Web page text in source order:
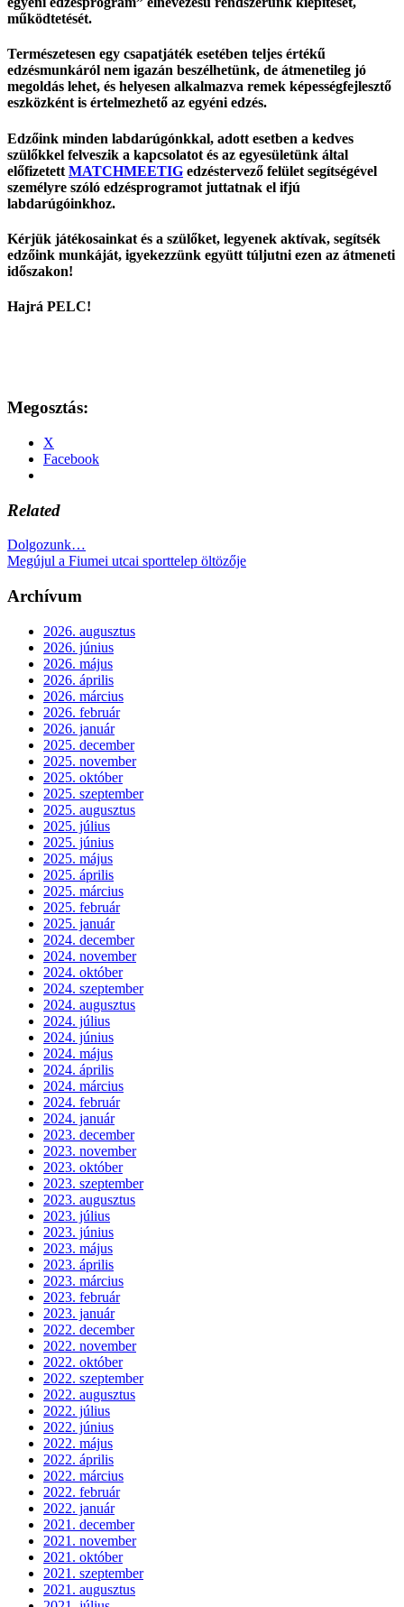
működtetését.
Természetesen egy csapatjáték esetében teljes értékű
edzésmunkáról nem igazán beszélhetünk, de átmenetileg jó
megoldás lehet, és helyesen alkalmazva remek képességfejlesztő
eszközként is értelmezhető az egyéni edzés.
Edzőink minden labdarúgónkkal, adott esetben a kedves
szülőkkel felveszik a kapcsolatot és az egyesületünk által
előfizetett MATCHMEETIG edzéstervező felület segítségével
személyre szóló edzésprogramot juttatnak el ifjú
labdarúgóinkhoz.
Kérjük játékosainkat és a szülőket, legyenek aktívak, segítsék
edzőink munkáját, igyekezzünk együtt túljutni ezen az átmeneti
időszakon!
Hajrá PELC!
Megosztás:
X
Facebook
Related
Dolgozunk…
Megújul a Fiumei utcai sporttelep öltözője
Archívum
2026. augusztus
2026. június
2026. május
2026. április
2026. március
2026. február
2026. január
2025. december
2025. november
2025. október
2025. szeptember
2025. augusztus
2025. július
2025. június
2025. május
2025. április
2025. március
2025. február
2025. január
2024. december
2024. november
2024. október
2024. szeptember
2024. augusztus
2024. július
2024. június
2024. május
2024. április
2024. március
2024. február
2024. január
2023. december
2023. november
2023. október
2023. szeptember
2023. augusztus
2023. július
2023. június
2023. május
2023. április
2023. március
2023. február
2023. január
2022. december
2022. november
2022. október
2022. szeptember
2022. augusztus
2022. július
2022. június
2022. május
2022. április
2022. március
2022. február
2022. január
2021. december
2021. november
2021. október
2021. szeptember
2021. augusztus